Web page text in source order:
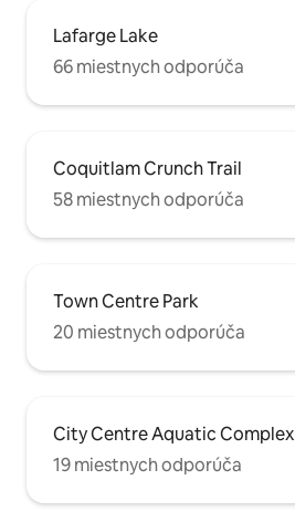
Lafarge Lake
66 miestnych odporúča
Coquitlam Crunch Trail
58 miestnych odporúča
Town Centre Park
20 miestnych odporúča
City Centre Aquatic Complex
19 miestnych odporúča